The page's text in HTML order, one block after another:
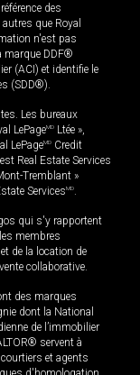
des
que Royal
n'est pas
marque DDF®
(ACI) et identifie le
(SDD®).
Les bureaux
LePageMD Ltée »,
LePageMD Credit
Real Estate Services
Tremblant »
ServicesMD
qui s'y rapportent
membres
de la location de
collaborative.
des marques
dont la National
de l’immobilier
servent à
et agents